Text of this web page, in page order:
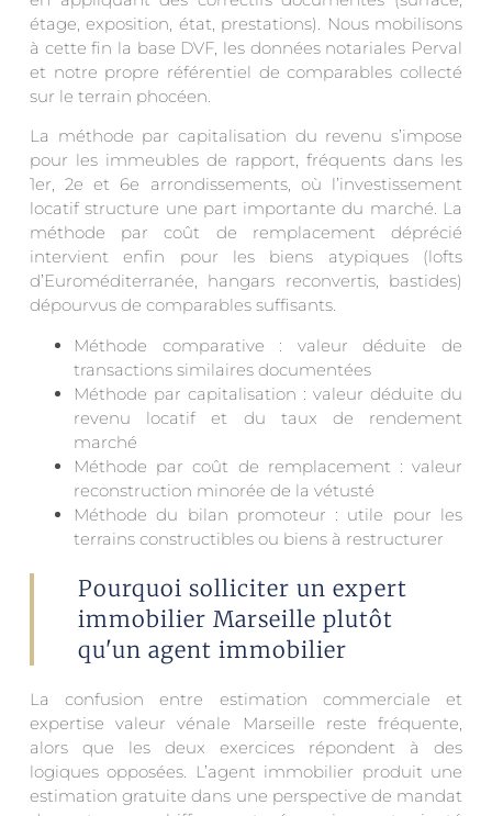
étage, exposition, état, prestations). Nous mobilisons
à cette fin la base DVF, les données notariales Perval
et notre propre référentiel de comparables collecté
sur le terrain phocéen.
La méthode par capitalisation du revenu s’impose
pour les immeubles de rapport, fréquents dans les
1er, 2e et 6e arrondissements, où l’investissement
locatif structure une part importante du marché. La
méthode par coût de remplacement déprécié
intervient enfin pour les biens atypiques (lofts
d’Euroméditerranée, hangars reconvertis, bastides)
dépourvus de comparables suffisants.
Méthode comparative : valeur déduite de
transactions similaires documentées
Méthode par capitalisation : valeur déduite du
revenu locatif et du taux de rendement
marché
Méthode par coût de remplacement : valeur
reconstruction minorée de la vétusté
Méthode du bilan promoteur : utile pour les
terrains constructibles ou biens à restructurer
Pourquoi solliciter un expert
immobilier Marseille plutôt
qu'un agent immobilier
La confusion entre estimation commerciale et
expertise valeur vénale Marseille reste fréquente,
alors que les deux exercices répondent à des
logiques opposées. L’agent immobilier produit une
estimation gratuite dans une perspective de mandat